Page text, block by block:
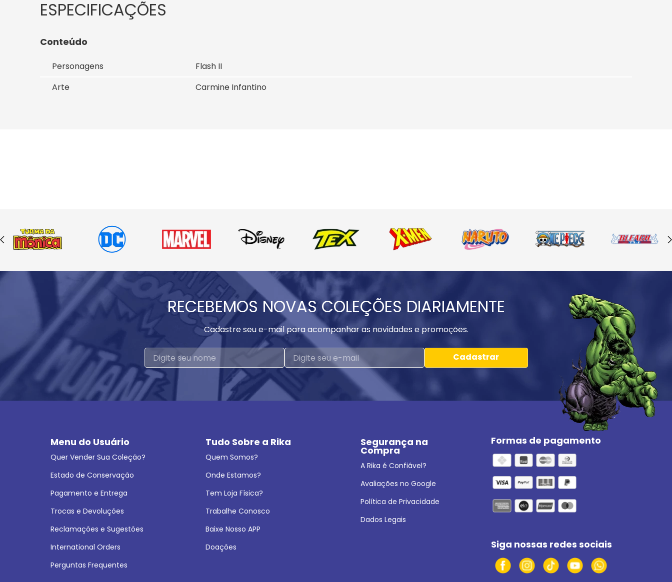
Conteúdo
Personagens
Flash II
Arte
Carmine Infantino
RECEBEMOS NOVAS COLEÇÕES DIARIAMENTE
Cadastre seu e-mail para acompanhar as novidades e promoções.
Cadastrar
Menu do Usuário
Quer Vender Sua Coleção?
Estado de Conservação
Pagamento e Entrega
Trocas e Devoluções
Reclamações e Sugestões
International Orders
Perguntas Frequentes
Tudo Sobre a Rika
Quem Somos?
Onde Estamos?
Tem Loja Física?
Trabalhe Conosco
Baixe Nosso APP
Doações
Segurança na
Compra
A Rika é Confiável?
Avaliações no Google
Política de Privacidade
Dados Legais
Formas de pagamento
Siga nossas redes sociais